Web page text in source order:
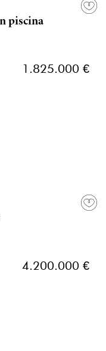
piscina
1.825.000 €
4.200.000 €